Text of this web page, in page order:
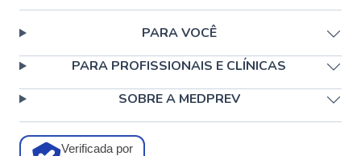
PARA VOCÊ
PARA PROFISSIONAIS E CLÍNICAS
SOBRE A MEDPREV
Verificada por